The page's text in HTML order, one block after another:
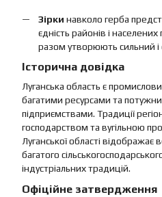
Зірки навколо герба
єдність районів і
разом утворюють сильний і
Історична довідка
Луганська область є
багатими ресурсами та
підприємствами. Традиції
господарством та вугільною
Луганської області відображає
багатого
індустріальних традицій.
Офіційне затвердження